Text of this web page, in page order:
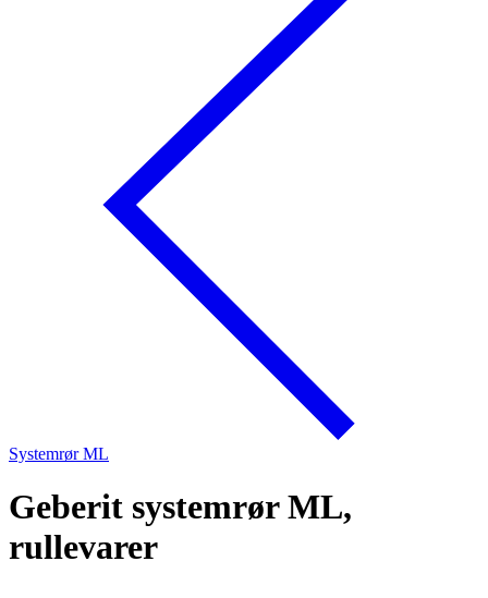
Systemrør ML
Geberit systemrør ML,
rullevarer